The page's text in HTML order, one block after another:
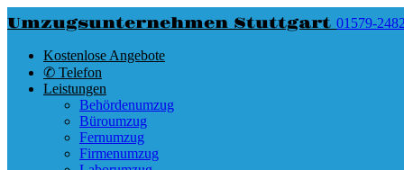
Umzugsunternehmen Stuttgart 01579-
Kostenlose Angebote
✆ Telefon
Leistungen
Behördenumzug
Büroumzug
Fernumzug
Firmenumzug